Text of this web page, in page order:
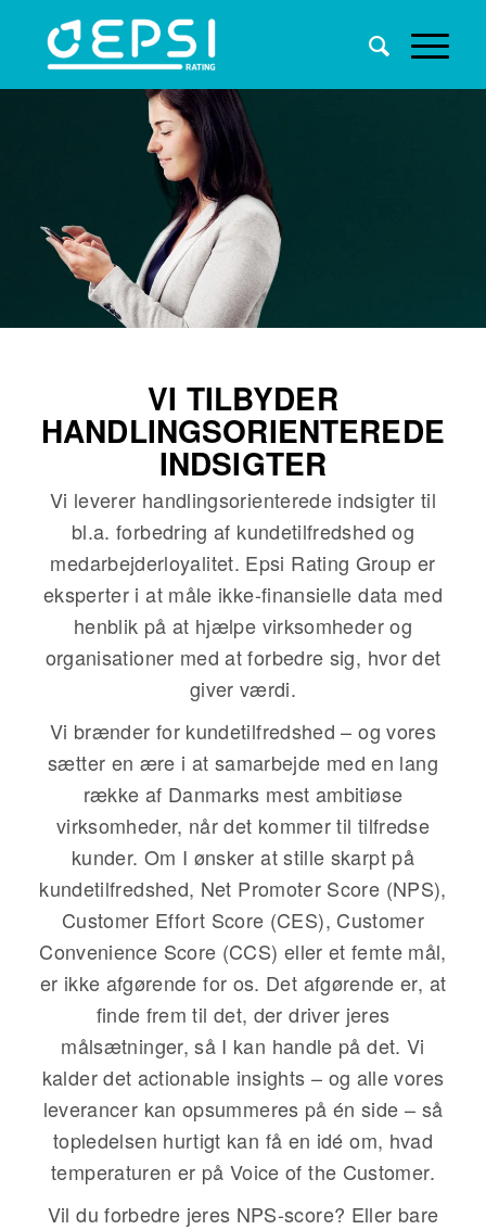
VI TILBYDER
HANDLINGSORIENTEREDE
INDSIGTER
Vi leverer handlingsorienterede indsigter til
bl.a. forbedring af kundetilfredshed og
medarbejderloyalitet. Epsi Rating Group er
eksperter i at måle ikke-finansielle data med
henblik på at hjælpe virksomheder og
organisationer med at forbedre sig, hvor det
giver værdi.
Vi brænder for kundetilfredshed – og vores
sætter en ære i at samarbejde med en lang
række af Danmarks mest ambitiøse
virksomheder, når det kommer til tilfredse
kunder. Om I ønsker at stille skarpt på
kundetilfredshed, Net Promoter Score (NPS),
Customer Effort Score (CES), Customer
Convenience Score (CCS) eller et femte mål,
er ikke afgørende for os. Det afgørende er, at
finde frem til det, der driver jeres
målsætninger, så I kan handle på det. Vi
kalder det actionable insights – og alle vores
leverancer kan opsummeres på én side – så
topledelsen hurtigt kan få en idé om, hvad
temperaturen er på Voice of the Customer.
Vil du forbedre jeres NPS-score? Eller bare